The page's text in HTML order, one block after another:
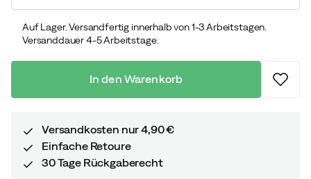
Auf Lager. Versandfertig innerhalb von 1-3 Arbeitstagen.
Versanddauer 4-5 Arbeitstage.
In den Warenkorb
Versandkosten nur 4,90 €
Einfache Retoure
30 Tage Rückgaberecht